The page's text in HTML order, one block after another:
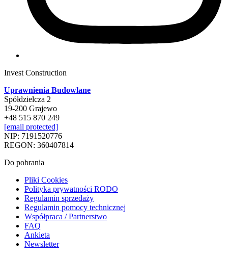
Invest Construction
Uprawnienia Budowlane
Spółdzielcza 2
19-200 Grajewo
+48 515 870 249
[email protected]
NIP: 7191520776
REGON: 360407814
Do pobrania
Pliki Cookies
Polityka prywatności RODO
Regulamin sprzedaży
Regulamin pomocy technicznej
Współpraca / Partnerstwo
FAQ
Ankieta
Newsletter